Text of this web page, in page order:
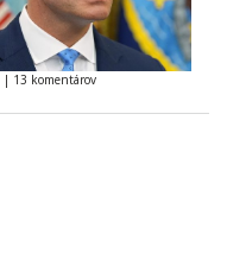
| 13 komentárov